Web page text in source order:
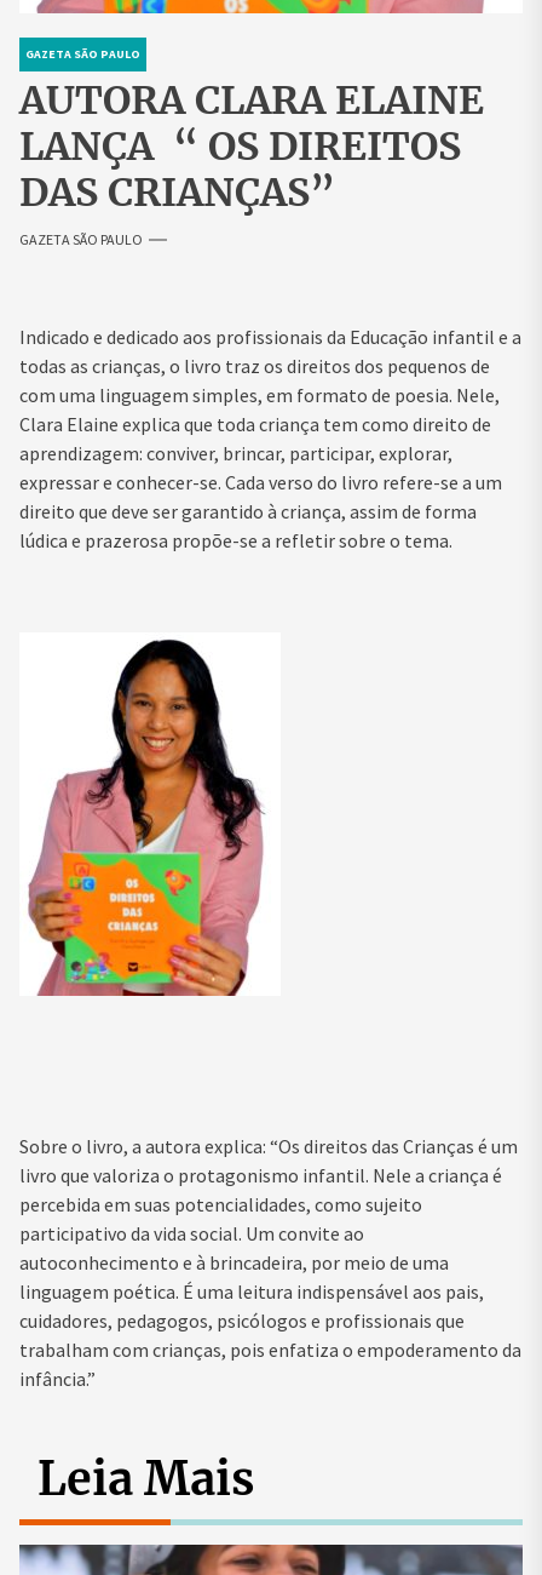
GAZETA SÃO PAULO
AUTORA CLARA ELAINE
LANÇA “ OS DIREITOS
DAS CRIANÇAS”
GAZETA SÃO PAULO
Indicado e dedicado aos profissionais da Educação infantil e a
todas as crianças, o livro traz os direitos dos pequenos de
com uma linguagem simples, em formato de poesia. Nele,
Clara Elaine explica que toda criança tem como direito de
aprendizagem: conviver, brincar, participar, explorar,
expressar e conhecer-se. Cada verso do livro refere-se a um
direito que deve ser garantido à criança, assim de forma
lúdica e prazerosa propõe-se a refletir sobre o tema.
Sobre o livro, a autora explica: “Os direitos das Crianças é um
livro que valoriza o protagonismo infantil. Nele a criança é
percebida em suas potencialidades, como sujeito
participativo da vida social. Um convite ao
autoconhecimento e à brincadeira, por meio de uma
linguagem poética. É uma leitura indispensável aos pais,
cuidadores, pedagogos, psicólogos e profissionais que
trabalham com crianças, pois enfatiza o empoderamento da
infância.”
Leia Mais